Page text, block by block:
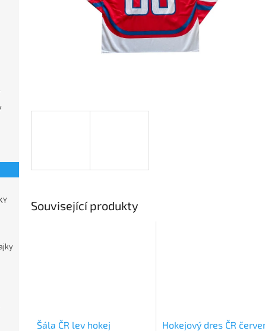
Související produkty
Šála ČR lev hokej
Hokejový dres ČR